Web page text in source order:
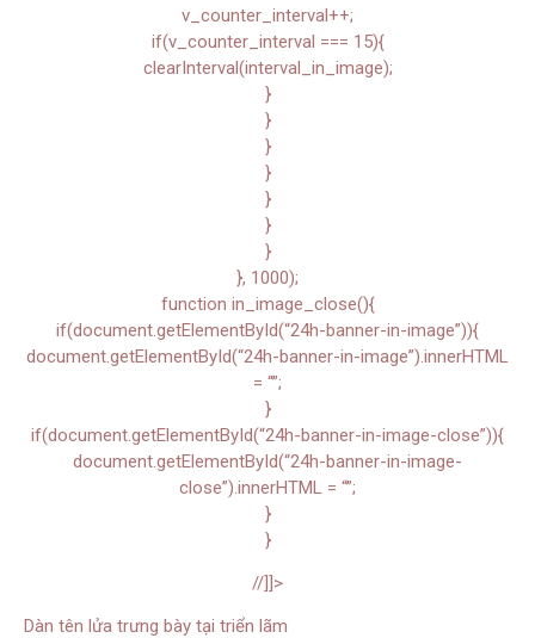
v_counter_interval++;
if(v_counter_interval === 15){
clearInterval(interval_in_image);
}
}
}
}
}
}
}
}, 1000);
function in_image_close(){
if(document.getElementById(“24h-banner-in-image”)){
document.getElementById(“24h-banner-in-image”).innerHTML
= “”;
}
if(document.getElementById(“24h-banner-in-image-close”)){
document.getElementById(“24h-banner-in-image-
close”).innerHTML = “”;
}
}
//]]>
Dàn tên lửa trưng bày tại triển lãm